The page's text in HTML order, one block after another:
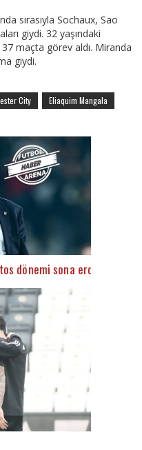
sırasıyla Sochaux, Sao
giydi. 32 yaşındaki
maçta görev aldı. Miranda
giydi.
City Eliaquim Mangala
dönemi sona erdi